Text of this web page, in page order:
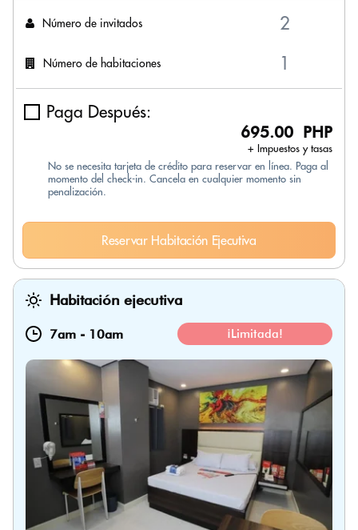
Número de invitados
Número de habitaciones
Paga Después:
695.00 PHP
+ Impuestos y tasas
No se necesita tarjeta de crédito para reservar en línea. Paga al
momento del check-in. Cancela en cualquier momento sin
penalización.
Reservar Habitación Ejecutiva
Habitación ejecutiva
7am - 10am ¡Limitada!